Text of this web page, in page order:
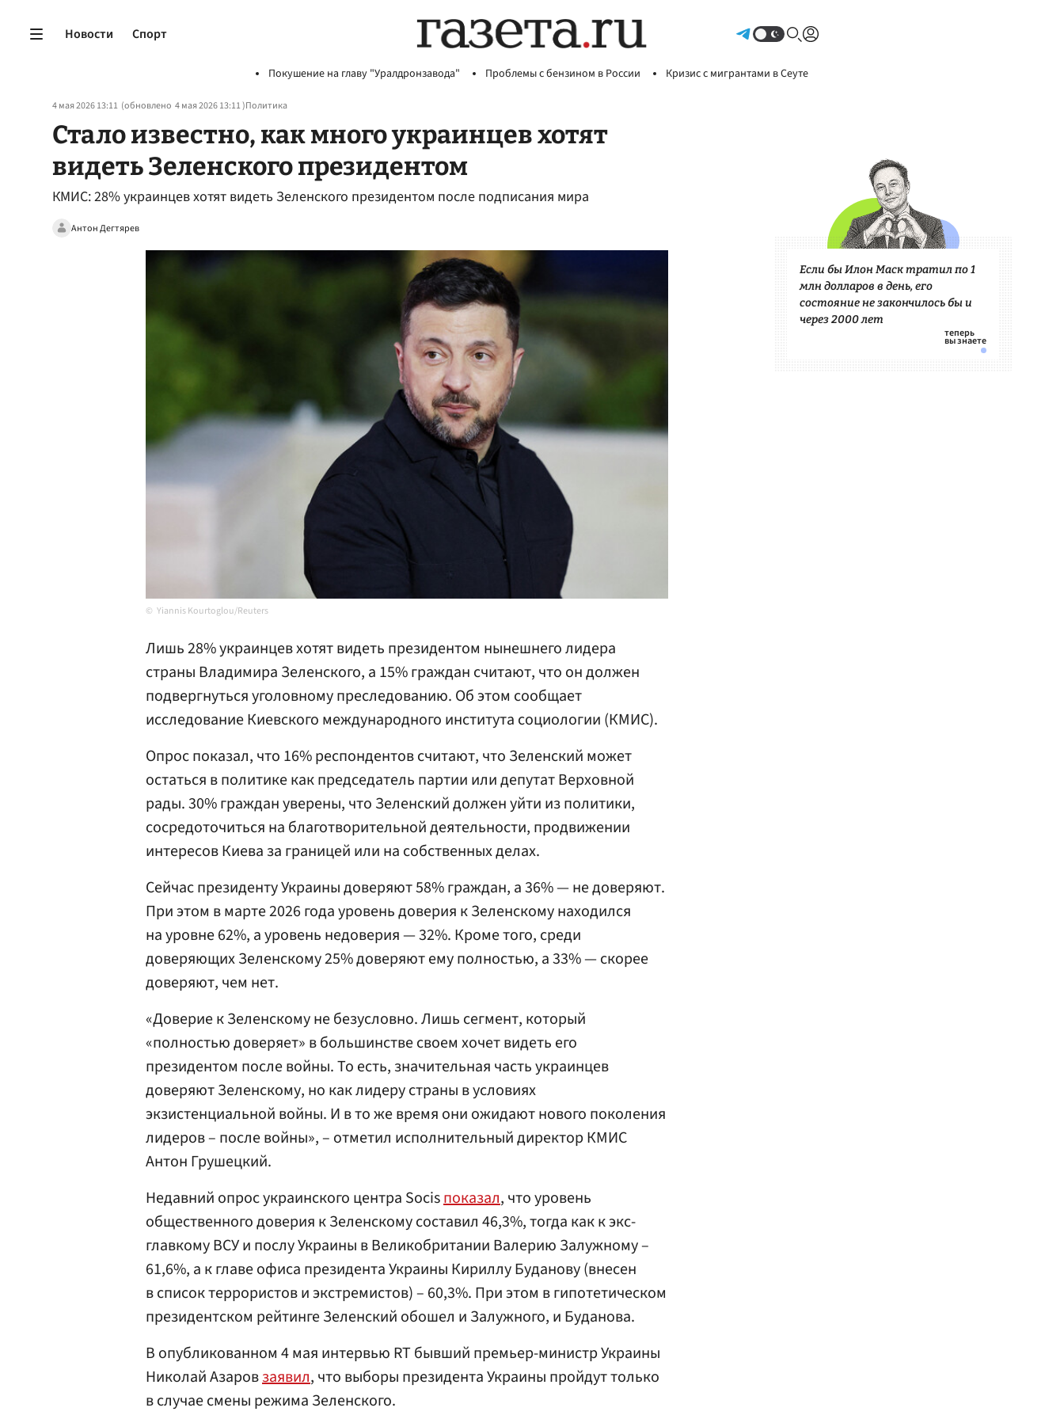
Новости Спорт
Покушение на главу "Уралдронзавода" Проблемы с бензином в России Кризис с мигрантами в Сеуте
4 мая 2026 13:11 (обновлено 4 мая 2026 13:11)Политика
Стало известно, как много украинцев хотят
видеть Зеленского президентом
КМИС: 28% украинцев хотят видеть Зеленского президентом после подписания мира
Антон Дегтярев
Yiannis Kourtoglou/Reuters
Лишь 28% украинцев хотят видеть президентом нынешнего лидера
страны Владимира Зеленского, а 15% граждан считают, что он должен
подвергнуться уголовному преследованию. Об этом сообщает
исследование Киевского международного института социологии (КМИС).
Опрос показал, что 16% респондентов считают, что Зеленский может
остаться в политике как председатель партии или депутат Верховной
рады. 30% граждан уверены, что Зеленский должен уйти из политики,
сосредоточиться на благотворительной деятельности, продвижении
интересов Киева за границей или на собственных делах.
Сейчас президенту Украины доверяют 58% граждан, а 36% — не доверяют.
При этом в марте 2026 года уровень доверия к Зеленскому находился
на уровне 62%, а уровень недоверия — 32%. Кроме того, среди
доверяющих Зеленскому 25% доверяют ему полностью, а 33% — скорее
доверяют, чем нет.
«Доверие к Зеленскому не безусловно. Лишь сегмент, который
«полностью доверяет» в большинстве своем хочет видеть его
президентом после войны. То есть, значительная часть украинцев
доверяют Зеленскому, но как лидеру страны в условиях
экзистенциальной войны. И в то же время они ожидают нового поколения
лидеров – после войны», – отметил исполнительный директор КМИС
Антон Грушецкий.
Недавний опрос украинского центра Socisпоказал, что уровень
общественного доверия к Зеленскому составил 46,3%, тогда как к экс-
главкому ВСУ и послу Украины в Великобритании Валерию Залужному –
61,6%, а к главе офиса президента Украины Кириллу Буданову (внесен
в список террористов и экстремистов) – 60,3%. При этом в гипотетическом
президентском рейтинге Зеленский обошел и Залужного, и Буданова.
В опубликованном 4 мая интервью RT бывший премьер-министр Украины
Николай Азаровзаявил, что выборы президента Украины пройдут только
в случае смены режима Зеленского.
Если бы Илон Маск тратил по 1
млн долларов в день, его
состояние не закончилось бы и
через 2000 лет